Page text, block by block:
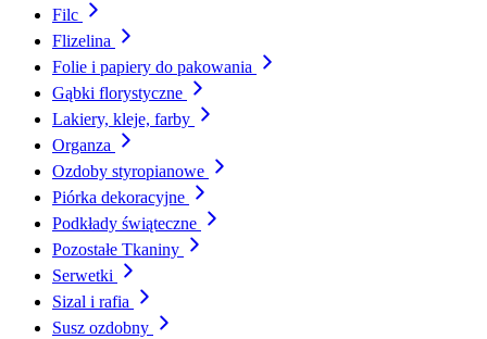
Filc
Flizelina
Folie i papiery do pakowania
Gąbki florystyczne
Lakiery, kleje, farby
Organza
Ozdoby styropianowe
Piórka dekoracyjne
Podkłady świąteczne
Pozostałe Tkaniny
Serwetki
Sizal i rafia
Susz ozdobny